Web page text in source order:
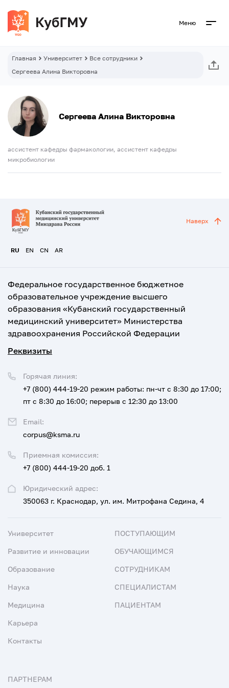
Меню
Главная Университет
Все сотрудники
Сергеева Алина Викторовна
Сергеева Алина Викторовна
ассистент кафедры фармакологии, ассистент кафедры
микробиологии
RU EN CN AR
Наверх
Федеральное государственное бюджетное
образовательное учреждение высшего
образования «Кубанский государственный
медицинский университет» Министерства
здравоохранения Российской Федерации
Реквизиты
Юридический адрес:
350063 г. Краснодар, ул. им. Митрофана Седина, 4
Приемная комиссия:
+7 (800) 444-19-20 доб. 1
Горячая линия:
+7 (800) 444-19-20 режим работы: пн-чт с 8:30 до 17:00;
пт с 8:30 до 16:00; перерыв с 12:30 до 13:00
Email:
corpus@ksma.ru
Университет
Развитие и инновации
Образование
Наука
Медицина
Карьера
Контакты
ПОСТУПАЮЩИМ
ОБУЧАЮЩИМСЯ
СОТРУДНИКАМ
СПЕЦИАЛИСТАМ
ПАЦИЕНТАМ
ПАРТНЕРАМ